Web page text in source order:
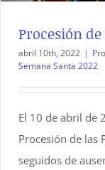
Procesión
abril 10th, 2022 |
Semana Santa 2022
El 10 de abril de
Procesión de las
seguidos de